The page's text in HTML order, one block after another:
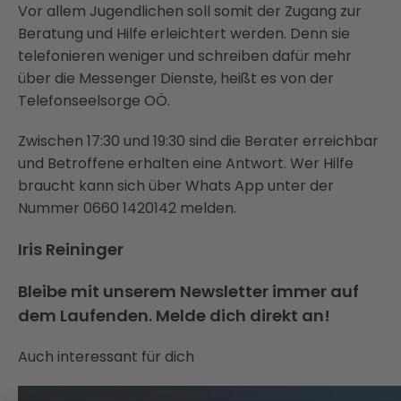
Vor allem Jugendlichen soll somit der Zugang zur
Beratung und Hilfe erleichtert werden. Denn sie
telefonieren weniger und schreiben dafür mehr
über die Messenger Dienste, heißt es von der
Telefonseelsorge OÖ.
Zwischen 17:30 und 19:30 sind die Berater erreichbar
und Betroffene erhalten eine Antwort. Wer Hilfe
braucht kann sich über Whats App unter der
Nummer 0660 1420142 melden.
Iris Reininger
Bleibe mit unserem Newsletter immer auf
dem Laufenden. Melde dich direkt an!
Auch interessant für dich